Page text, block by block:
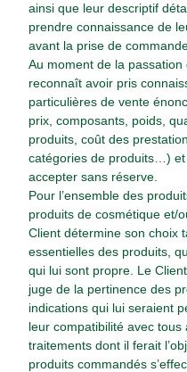
ainsi que leur descriptif
prendre connaissance de
avant la prise de
Au moment de la
reconnaît avoir pris
particulières de vente
prix, composants, poids,
produits, coût des
catégories de produits…)
accepter sans réserve.
Pour l’ensemble des
produits de cosmétique et/
Client détermine son choix
essentielles des produits,
qui lui sont propre. Le
juge de la pertinence des
indications qui lui seraient
leur compatibilité avec tous
traitements dont il ferait
produits commandés